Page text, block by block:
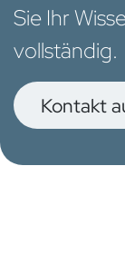
Sie Ihr
vollständig.
Kontakt